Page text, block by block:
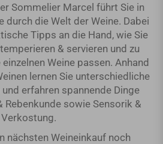
Sommelier Marcel führt Sie in
durch die Welt der Weine. Dabei
Tipps an die Hand, wie Sie
& servieren und zu
Weine passen. Anhand
lernen Sie unterschiedliche
erfahren spannende Dinge
Rebenkunde sowie Sensorik &
Verkostung.
nächsten Weineinkauf noch